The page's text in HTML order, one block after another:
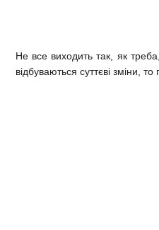
Не все виходить так, як
відбуваються суттєві зміни,